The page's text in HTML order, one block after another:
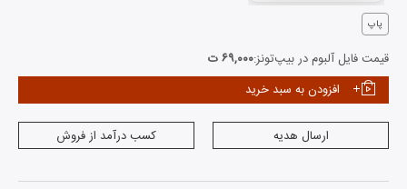
پاپ
قیمت فایل آلبوم در بیپ‌تونز:۶۹,۰۰۰ ت
افزودن به سبد خرید
ارسال هدیه کسب درآمد از فروش